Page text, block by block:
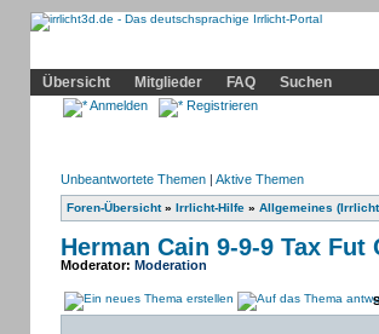
Übersicht
Mitglieder FAQ Suchen
Anmelden Registrieren
Unbeantwortete Themen| Aktive Themen
Foren-Übersicht» Irrlicht-Hilfe» Allgemeines
Herman Cain 9-9-9 Tax Fut
Moderator: Moderation